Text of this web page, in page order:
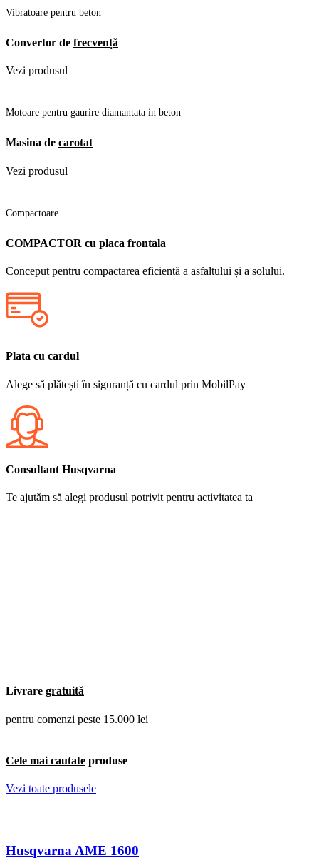
Vibratoare pentru beton
Convertor de frecvență
Vezi produsul
Motoare pentru gaurire diamantata in beton
Masina de carotat
Vezi produsul
Compactoare
COMPACTOR cu placa frontala
Conceput pentru compactarea eficientă a asfaltului și a solului.
Plata cu cardul
Alege să plătești în siguranță cu cardul prin MobilPay
Consultant Husqvarna
Te ajutăm să alegi produsul potrivit pentru activitatea ta
Livrare gratuită
pentru comenzi peste 15.000 lei
Cele mai cautate produse
Vezi toate produsele
Husqvarna AME 1600